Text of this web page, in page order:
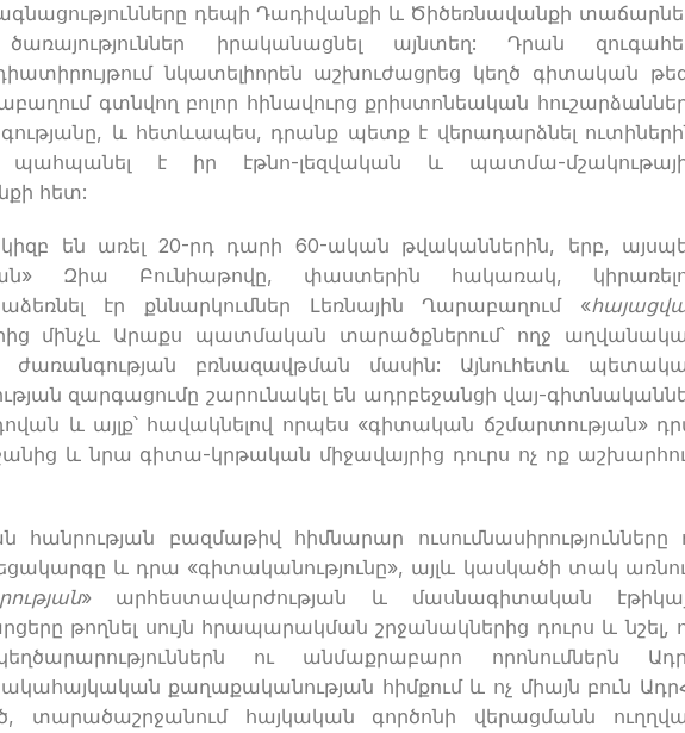
դեպի Դադիվանքի և Ծիծեռնավանքի
իրականացնել այնտեղ: Դրան
նկատելիորեն աշխուժացրեց կեղծ գիտական
գտնվող բոլոր հինավուրց քրիստոնեական
և հետևապես, դրանք պետք է վերադարձնել
է իր էթնո-լեզվական և պատմա-
հետ:
են առել 20-րդ դարի 60-ական թվականներին, երբ,
Զիա Բունիաթովը, փաստերին հակառակ,
էր քննարկումներ Լեռնային Ղարաբաղում «
մինչև Արաքս պատմական տարածքներում՝ ողջ
բռնազավթման մասին: Այնուհետև
զարգացումը շարունակել են ադրբեջանցի վայ-
և այլք՝ հավակնելով որպես «գիտական ճշմարտության»
և նրա գիտա-կրթական միջավայրից դուրս ոչ ոք
բազմաթիվ հիմնարար ուսումնասիրությունները
և դրա «գիտականությունը», այլև կասկածի տակ
» արհեստավարժության և մասնագիտական
թողնել սույն հրապարակման շրջանակներից դուրս և նշել,
ու անմաքրաբարո որոնումներն
քաղաքականության հիմքում և ոչ միայն բուն
տարածաշրջանում հայկական գործոնի վերացմանն